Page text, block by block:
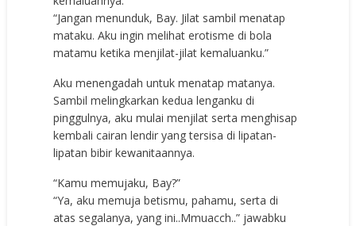
“Jangan menunduk, Bay. Jilat sambil menatap
mataku. Aku ingin melihat erotisme di bola
matamu ketika menjilat-jilat kemaluanku.”
Aku menengadah untuk menatap matanya.
Sambil melingkarkan kedua lenganku di
pinggulnya, aku mulai menjilat serta menghisap
kembali cairan lendir yang tersisa di lipatan-
lipatan bibir kewanitaannya.
“Kamu memujaku, Bay?”
“Ya, aku memuja betismu, pahamu, serta di
atas segalanya, yang ini..Mmuacch..” jawabku